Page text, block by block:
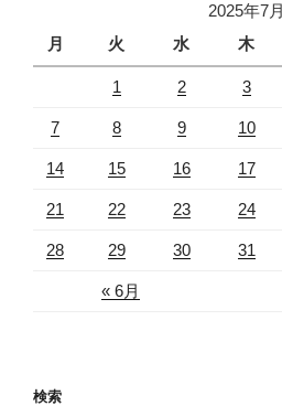
2025年7月
月
火 水 木
« 6月
1 2 3
7 8 9 10
14 15 16 17
21 22 23 24
28 29 30 31
検索